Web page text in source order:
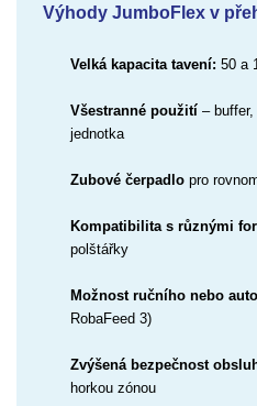
Výhody JumboFlex v
Velká kapacita tavení: 50 a
Všestranné použití –
jednotka
Zubové čerpadlo pro
Kompatibilita s různými
polštářky
Možnost ručního nebo
RobaFeed 3)
Zvýšená bezpečnost
horkou zónou